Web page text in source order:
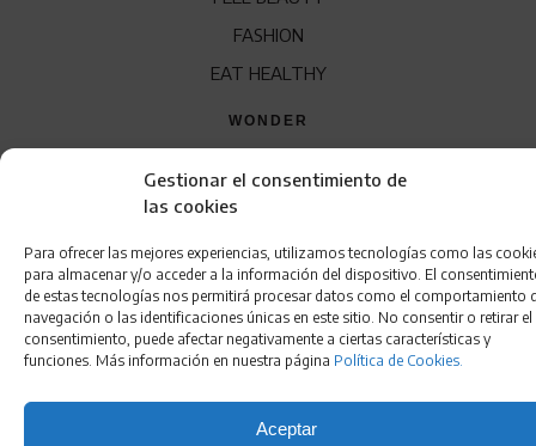
Gestionar el consentimiento de
las cookies
Para ofrecer las mejores experiencias, utilizamos tecnologías como las
para almacenar y/o acceder a la información del dispositivo. El
de estas tecnologías nos permitirá procesar datos como el comportamiento
navegación o las identificaciones únicas en este sitio. No consentir o retirar el
consentimiento, puede afectar negativamente a ciertas características y
funciones. Más información en nuestra página Política de Cookies.
Aceptar
FASHION
EAT HEALTHY
WONDER
QUÍENES SOMOS
CONTACTO
FRANQUICIA